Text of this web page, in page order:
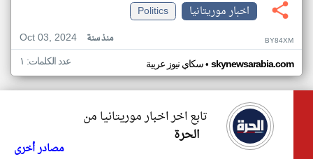
اخبار موريتانيا
Politics
Oct 03, 2024
منذ سنة BY84XM
سكاي نيوز عربية• skynewsarabia.com عدد الكلمات: ١
تابع اخر اخبار موريتانيا من
الحرة
مصادر أخرى